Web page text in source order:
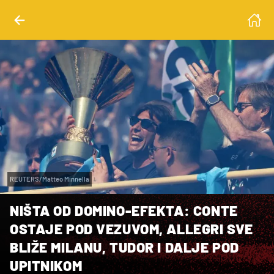
REUTERS/Matteo Minnella
NIŠTA OD DOMINO-EFEKTA: CONTE
OSTAJE POD VEZUVOM, ALLEGRI SVE
BLIŽE MILANU, TUDOR I DALJE POD
UPITNIKOM